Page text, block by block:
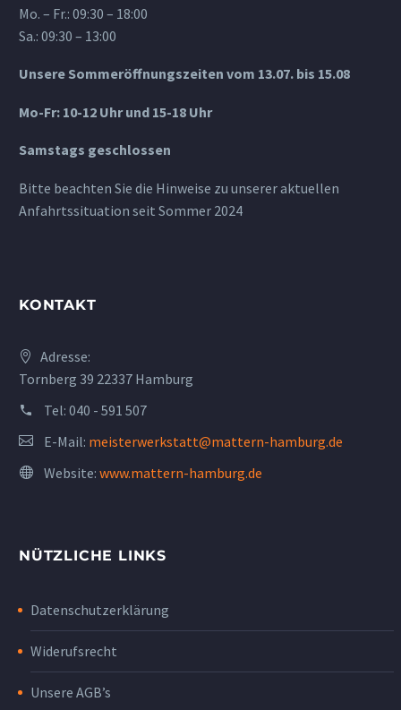
Mo. – Fr.: 09:30 – 18:00
Sa.: 09:30 – 13:00
Unsere Sommeröffnungszeiten vom 13.07. bis 15.08
Mo-Fr: 10-12 Uhr und 15-18 Uhr
Samstags geschlossen
Bitte beachten Sie die Hinweise zu unserer aktuellen
Anfahrtssituation seit Sommer 2024
KONTAKT
Adresse:
Tornberg 39 22337 Hamburg
Tel: 040 - 591 507
E-Mail: meisterwerkstatt@mattern-hamburg.de
Website: www.mattern-hamburg.de
NÜTZLICHE LINKS
Datenschutzerklärung
Widerufsrecht
Unsere AGB’s